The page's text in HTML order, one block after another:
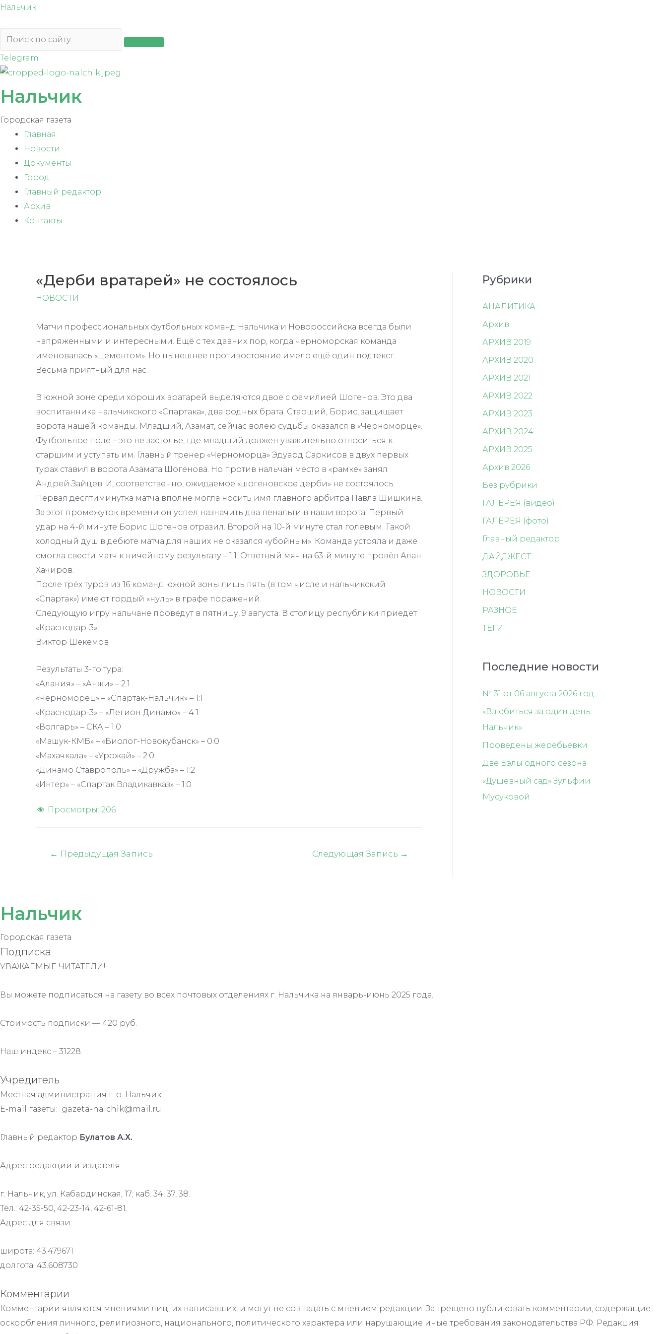
Перейти
содержимому
Нальчик
Telegram
Нальчик
Городская газета
Главная
Новости
Документы
Город
Главный редактор
Архив
Контакты
«Дерби вратарей» не состоялось
НОВОСТИ
Матчи профессиональных футбольных команд Нальчика и Новороссийска всегда были
напряженными и интересными. Ещё с тех давних пор, когда черноморская команда
именовалась «Цементом». Но нынешнее противостояние имело ещё один подтекст.
Весьма приятный для нас.
В южной зоне среди хороших вратарей выделяются двое с фамилией Шогенов. Это два
воспитанника нальчикского «Спартака», два родных брата. Старший, Борис, защищает
ворота нашей команды. Младший, Азамат, сейчас волею судьбы оказался в «Черноморце».
Футбольное поле – это не застолье, где младший должен уважительно относиться к
старшим и уступать им. Главный тренер «Черноморца» Эдуард Саркисов в двух первых
турах ставил в ворота Азамата Шогенова. Но против нальчан место в «рамке» занял
Андрей Зайцев. И, соответственно, ожидаемое «шогеновское дерби» не состоялось.
Первая десятиминутка матча вполне могла носить имя главного арбитра Павла Шишкина.
За этот промежуток времени он успел назначить два пенальти в наши ворота. Первый
удар на 4-й минуте Борис Шогенов отразил. Второй на 10-й минуте стал голевым. Такой
холодный душ в дебюте матча для наших не оказался «убойным». Команда устояла и даже
смогла свести матч к ничейному результату – 1:1. Ответный мяч на 63-й минуте провёл Алан
Хачиров.
После трёх туров из 16 команд южной зоны лишь пять (в том числе и нальчикский
«Спартак») имеют гордый «нуль» в графе поражений.
Следующую игру нальчане проведут в пятницу, 9 августа. В столицу республики приедет
«Краснодар-3».
Виктор Шекемов
Результаты 3-го тура:
«Алания» – «Анжи» – 2:1
«Черноморец» – «Спартак-Нальчик» – 1:1
«Краснодар-3» – «Легион Динамо» – 4:1
«Волгарь» – СКА – 1:0
«Машук-КМВ» – «Биолог-Новокубанск» – 0:0
«Махачкала» – «Урожай» – 2:0
«Динамо Ставрополь» – «Дружба» – 1:2
«Интер» – «Спартак Владикавказ» – 1:0
Просмотры: 206
Навигация
← Предыдущая Запись Следующая Запись →
Рубрики
АНАЛИТИКА
Архив
АРХИВ 2019
АРХИВ 2020
АРХИВ 2021
АРХИВ 2022
АРХИВ 2023
АРХИВ 2024
АРХИВ 2025
Архив 2026
Без рубрики
ГАЛЕРЕЯ (видео)
ГАЛЕРЕЯ (фото)
Главный редактор
ДАЙДЖЕСТ
ЗДОРОВЬЕ
НОВОСТИ
РАЗНОЕ
ТЕГИ
Последние новости
№ 31 от 06 августа 2026 год
«Влюбиться за один день:
Нальчик»
Проведены жеребьёвки
Две Бэлы одного сезона
«Душевный сад» Зульфии
Мусуковой
Нальчик
Городская газета
Подписка
УВАЖАЕМЫЕ ЧИТАТЕЛИ!
Вы можете подписаться на газету во всех почтовых отделениях г. Нальчика на январь-июнь 2025 года.
Стоимость подписки — 420 руб.
Наш индекс – 31228.
Учредитель
Местная администрация г. о. Нальчик.
E-mail газеты: gazeta-nalchik@mail.ru
Главный редактор Булатов А.Х.
Адрес редакции и издателя:
г. Нальчик, ул. Кабардинская, 17; каб. 34, 37, 38.
Тел.: 42-35-50, 42-23-14, 42-61-81.
Адрес для связи: .
широта: 43.479671
долгота: 43.608730
Комментарии
Комментарии являются мнениями лиц, их написавших, и могут не совпадать с мнением редакции. Запрещено публиковать комментарии, содержащие
оскорбления личного, религиозного, национального, политического характера или нарушающие иные требования законодательства РФ. Редакция